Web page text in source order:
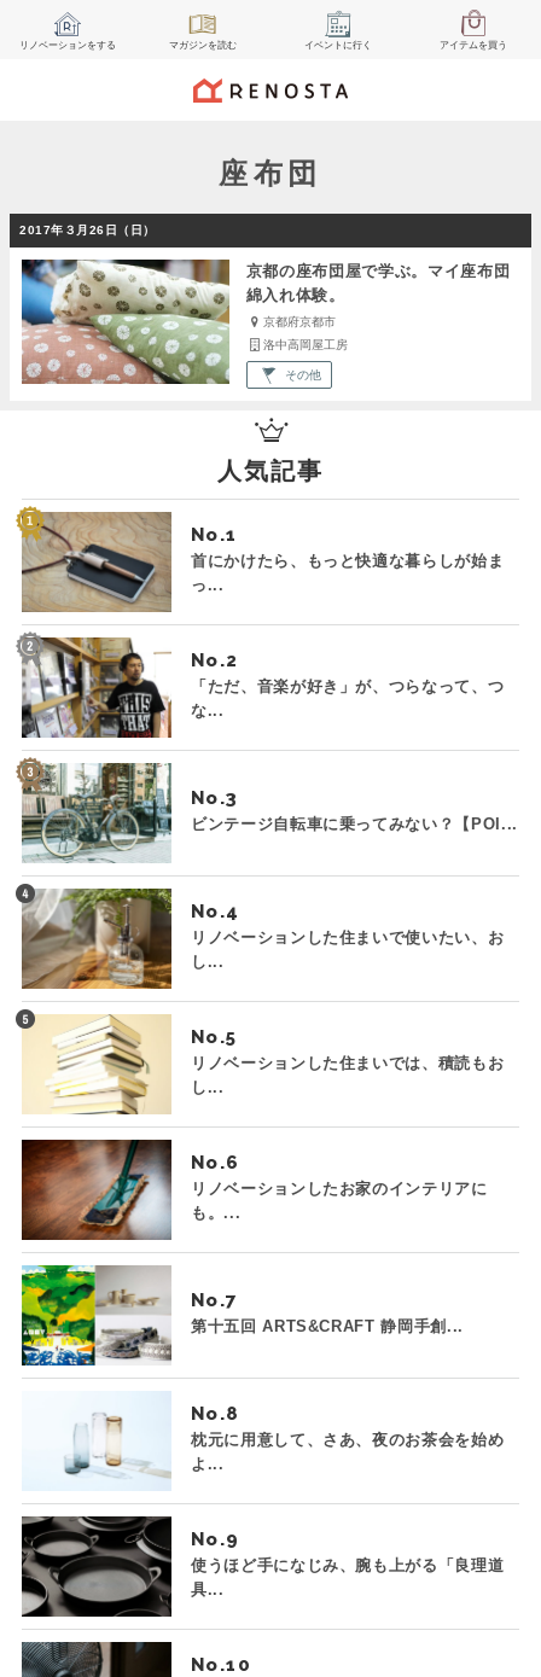
リノベーションをする マガジンを読む イベント に行く アイテムを買う
座布団
2017年３月26日（日）
京都の座布団屋で学ぶ。マイ座布団
綿入れ体験。
京都府京都市
洛中高岡屋工房
その他
人気記事
No.
首にかけたら、もっと快適な暮らしが始ま
っ...
No.
「ただ、音楽が好き」が、つらなって、つ
な...
No.
ビンテージ自転車に乗ってみない？【POI...
No.
リノベーションした住まいで使いたい、お
し...
No.
リノベーションした住まいでは、積読もお
し...
No.
リノベーションしたお家のインテリアに
も。...
No.
第十五回 ARTS&CRAFT 静岡手創...
No.
枕元に用意して、さあ、夜のお茶会を始め
よ...
No.
使うほど手になじみ、腕も上がる「良理道
具...
No.